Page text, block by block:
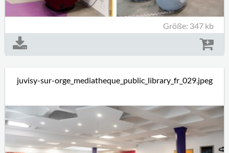
Größe: 347 kb
juvisy-sur-orge_mediatheque_public_library_fr_029.jpeg